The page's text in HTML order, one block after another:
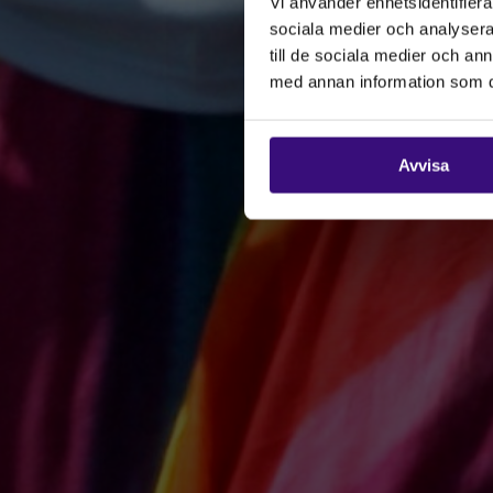
sociala medier och
till de sociala medier och
med annan information som
Avvisa